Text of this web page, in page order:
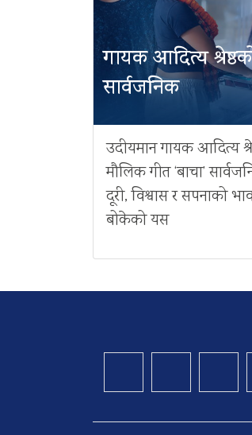
गायक आदित्य
सार्वजनिक
उदीयमान गायक आदित्य
मौलिक गीत ‘बाचा’
दूरी, विश्वास र सपनाको
बोकेको यस